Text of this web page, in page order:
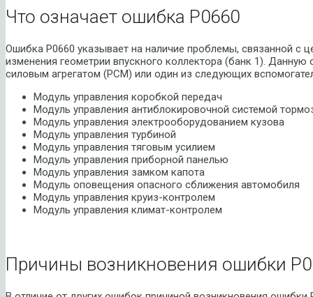
Что означает ошибка P0660
Ошибка P0660 указывает на наличие проблемы, связанной с
изменения геометрии впускного коллектора (банк 1).
силовым агрегатом (PCM) или один из следующих
Модуль управления коробкой передач
Модуль управления антиблокировочной системой
Модуль управления электрооборудованием кузова
Модуль управления турбиной
Модуль управления тяговым усилием
Модуль управления приборной панелью
Модуль управления замком капота
Модуль оповещения опасного сближения автомобиля
Модуль управления круиз-контролем
Модуль управления климат-контролем
Причины возникновения ошибки